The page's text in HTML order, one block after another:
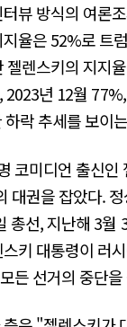
뷰 방식의 여론
율은 52%로 트
젤렌스키의 지지
2023년 12월
락 추세를 보이
코미디언 출신인
대권을 잡았다.
총선, 지난해 3월
키 대통령이 러
든 선거의 중단